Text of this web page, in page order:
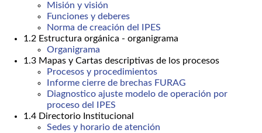
Misión y visión
Funciones y deberes
Norma de creación del IPES
1.2 Estructura orgánica - organigrama
Organigrama
1.3 Mapas y Cartas descriptivas de los procesos
Procesos y procedimientos
Informe cierre de brechas FURAG
Diagnostico ajuste modelo de operación por
proceso del IPES
1.4 Directorio Institucional
Sedes y horario de atención